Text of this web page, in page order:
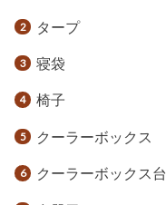
タープ
寝袋
椅子
クーラーボックス
クーラーボックス台